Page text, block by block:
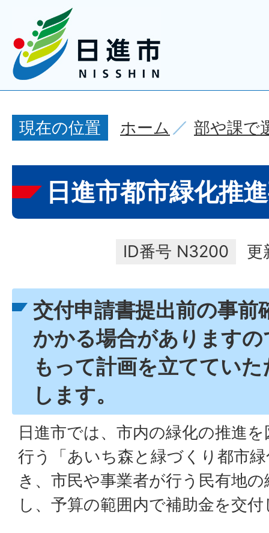
現在の位置 ホーム 部や課で
日進市都市緑化推
ID番号 N3200 更
交付申請書提出前の事前
かかる場合があります
もって計画を立ててい
します。
日進市では、市内の緑化の推進
行う「あいち森と緑づくり都市
き、市民や事業者が行う民有地
し、予算の範囲内で補助金を交